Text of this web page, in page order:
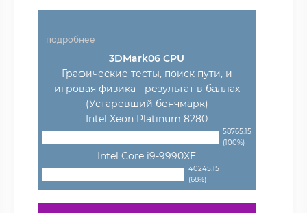
подробнее
3DMark06 CPU
Графические тесты, поиск пути, и
игровая физика - результат в баллах
(Устаревший бенчмарк)
Intel Xeon Platinum 8280
58765.15
(100%)
Intel Core i9-9990XE
40245.15
(68%)